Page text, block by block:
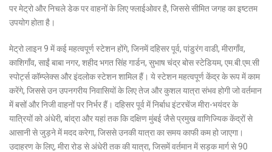
पर मेट्रो और निचले डेक पर वाहनों के लिए फ्लाईओवर है, जिससे सीमित जगह का इष्टतम
उपयोग होता है।
मेट्रो लाइन 9 में कई महत्वपूर्ण स्टेशन होंगे, जिनमें दहिसर पूर्व, पांडुरंग वाडी, मीरागाँव,
काशिगाँव, साईं बाबा नगर, शहीद भगत सिंह गार्डन, सुभाष चंद्र बोस स्टेडियम, एम.बी.एम.सी
स्पोर्ट्स कॉम्प्लेक्स और इंदलोक स्टेशन शामिल हैं। ये स्टेशन महत्वपूर्ण केंद्र के रूप में काम
करेंगे, जिससे उन उपनगरीय निवासियों के लिए तेज और कुशल यात्रा संभव होगी जो वर्तमान
में बसों और निजी वाहनों पर निर्भर हैं। दहिसर पूर्व में निर्बाध इंटरचेंज मीरा-भयंदर के
यात्रियों को अंधेरी, बांद्रा और यहां तक ​​कि दक्षिण मुंबई जैसे प्रमुख वाणिज्यिक केंद्रों से
आसानी से जुड़ने में मदद करेगा, जिससे उनकी यात्रा का समय काफी कम हो जाएगा।
उदाहरण के लिए, मीरा रोड से अंधेरी तक की यात्रा, जिसमें वर्तमान में सड़क मार्ग से 90